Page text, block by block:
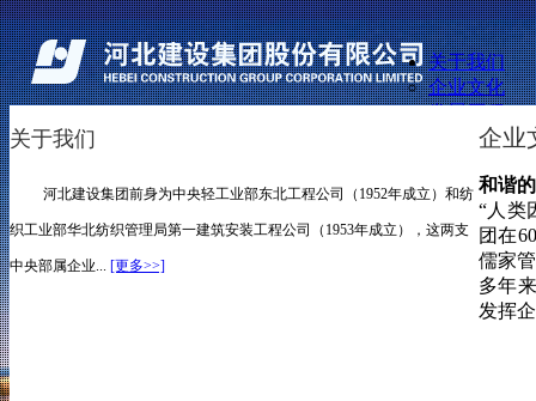
关于我们
企业文化
发展历程
业务概览
其他业务
海外业务
关于我们
河北建设集团前身为中央轻工业部东北工程公司（1952年成立）和纺
织工业部华北纺织管理局第一建筑安装工程公司（1953年成立），这两支
中央部属企业... [更多>>]
企业
和谐
“人类
团在
儒家
多年
发挥
业务概览
投资者关系
传媒中心
人力资源